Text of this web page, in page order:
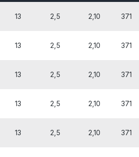
13 2,5 2,10 371
13 2,5 2,10 371
13 2,5 2,10 371
13 2,5 2,10 371
13 2,5 2,10 371